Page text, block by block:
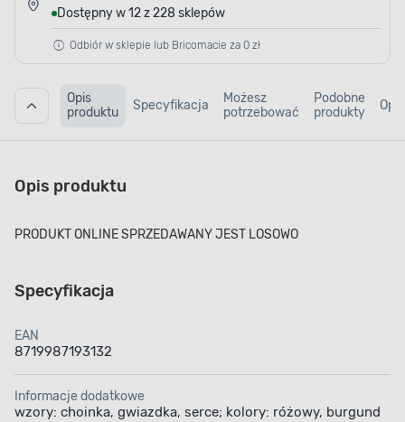
Dostępny w 12 z 228 sklepów
Odbiór w sklepie lub Bricomacie za 0 zł
Opis
produktu
Specyfikacja
Możesz
potrzebować
Podobne
produkty
Opis produktu
PRODUKT ONLINE SPRZEDAWANY JEST LOSOWO
Specyfikacja
EAN
8719987193132
Informacje dodatkowe
wzory: choinka, gwiazdka, serce; kolory: różowy, burgund